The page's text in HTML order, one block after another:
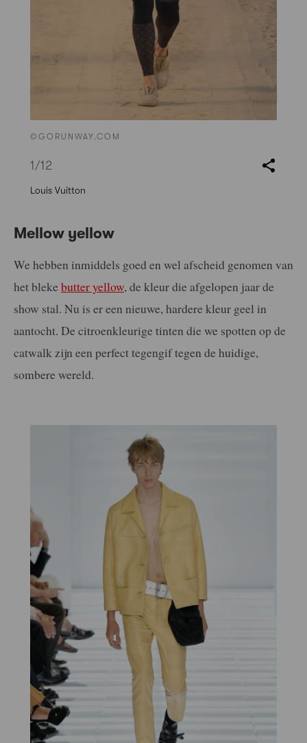
©GORUNWAY.COM
1/12
Louis Vuitton
Mellow yellow
We hebben inmiddels goed en wel afscheid genomen van
het bleke butter yellow, de kleur die afgelopen jaar de
show stal. Nu is er een nieuwe, hardere kleur geel in
aantocht. De citroenkleurige tinten die we spotten op de
catwalk zijn een perfect tegengif tegen de huidige,
sombere wereld.